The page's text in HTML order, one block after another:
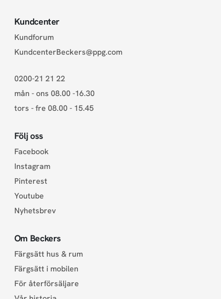
Kundcenter
Kundforum
KundcenterBeckers@ppg.com
0200-21 21 22
mån - ons 08.00 -16.30
tors - fre 08.00 - 15.45
Följ oss
Facebook
Instagram
Pinterest
Youtube
Nyhetsbrev
Om Beckers
Färgsätt hus & rum
Färgsätt i mobilen
För återförsäljare